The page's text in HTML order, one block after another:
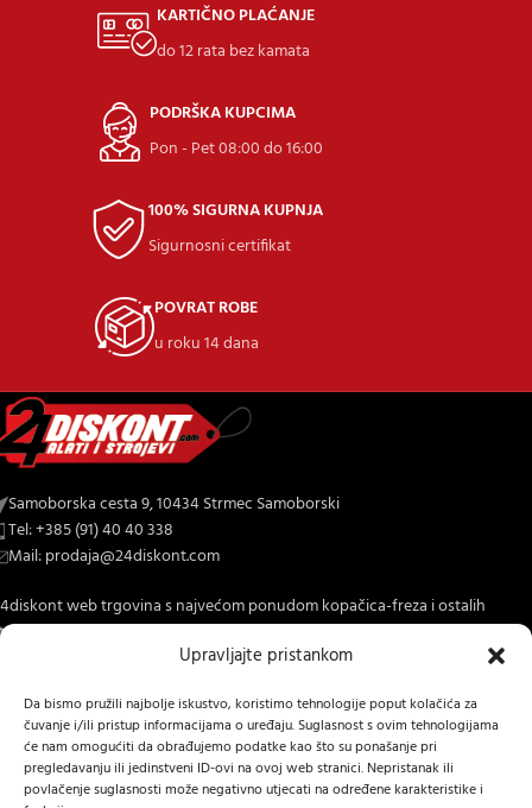
Upravljajte pristankom
Da bismo pružili najbolje iskustvo, koristimo tehnologije poput kolačića za
čuvanje i/ili pristup informacijama o uređaju. Suglasnost s ovim tehnologijama
će nam omogućiti da obrađujemo podatke kao što su ponašanje pri
pregledavanju ili jedinstveni ID-ovi na ovoj web stranici. Nepristanak ili
povlačenje suglasnosti može negativno utjecati na određene karakteristike i
KARTIČNO PLAĆANJE
do 12 rata bez kamata
PODRŠKA KUPCIMA
Pon - Pet 08:00 do 16:00
100% SIGURNA KUPNJA
Sigurnosni certifikat
POVRAT ROBE
u roku 14 dana
Samoborska cesta 9, 10434 Strmec Samoborski
Tel: +385 (91) 40 40 338
Mail: prodaja@24diskont.com
web trgovina s najvećom ponudom kopačica-freza i ostalih
za dom i vrt.
INFORMACIJE O KUPNJI
OSTALE INFORMACIJE